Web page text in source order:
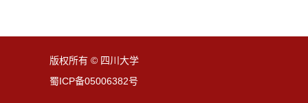
版权所有 © 四川大学
蜀ICP备05006382号